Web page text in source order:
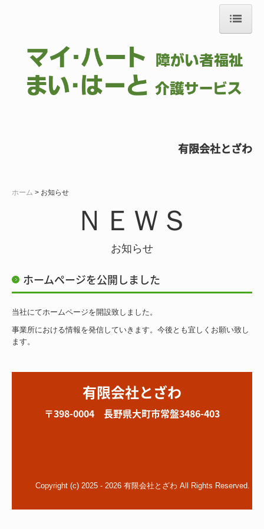
会社案内
事業案内
有限会社とざわ
ホーム お知らせ
ＮＥＷＳ
お知らせ
ホームページを公開しました
当社にてホームページを開設致しました。
事業所における情報を発信していきます。今後とも宜しくお願い致し
ます。
有限会社とざわ
〒398-0004 長野県大町市常盤3486-403
Copyright (c) 2025 - 2026 有限会社とざわ All Rights Reserved.